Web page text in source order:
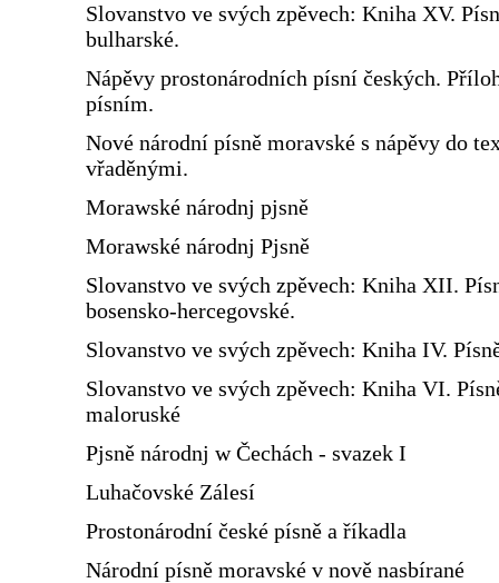
Slovanstvo ve svých zpěvech: Kniha XV.
bulharské.
Nápěvy prostonárodních písní českých.
písním.
Nové národní písně moravské s nápěvy do
vřaděnými.
Morawské národnj pjsně
Morawské národnj Pjsně
Slovanstvo ve svých zpěvech: Kniha XII.
bosensko-hercegovské.
Slovanstvo ve svých zpěvech: Kniha IV.
Slovanstvo ve svých zpěvech: Kniha VI.
maloruské
Pjsně národnj w Čechách - svazek I
Luhačovské Zálesí
Prostonárodní české písně a říkadla
Národní písně moravské v nově nasbírané